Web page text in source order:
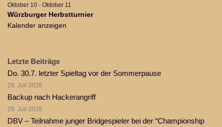
Oktober 10 - Oktober 11
Würzburger Herbstturnier
Kalender anzeigen
Letzte Beiträge
Do. 30.7. letzter Spieltag vor der Sommerpause
29. Juli 2026
Backup nach Hackerangriff
29. Juli 2026
DBV – Teilnahme junger Bridgespieler bei der “Championship